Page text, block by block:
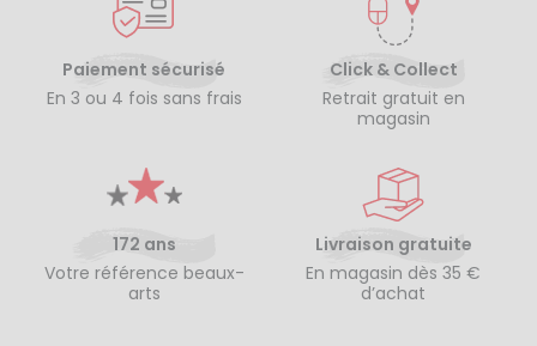
Paiement sécurisé
En 3 ou 4 fois sans frais
Click & Collect
Retrait gratuit en
magasin
172 ans
Votre référence beaux-
arts
Livraison gratuite
En magasin dès 35 €
d’achat